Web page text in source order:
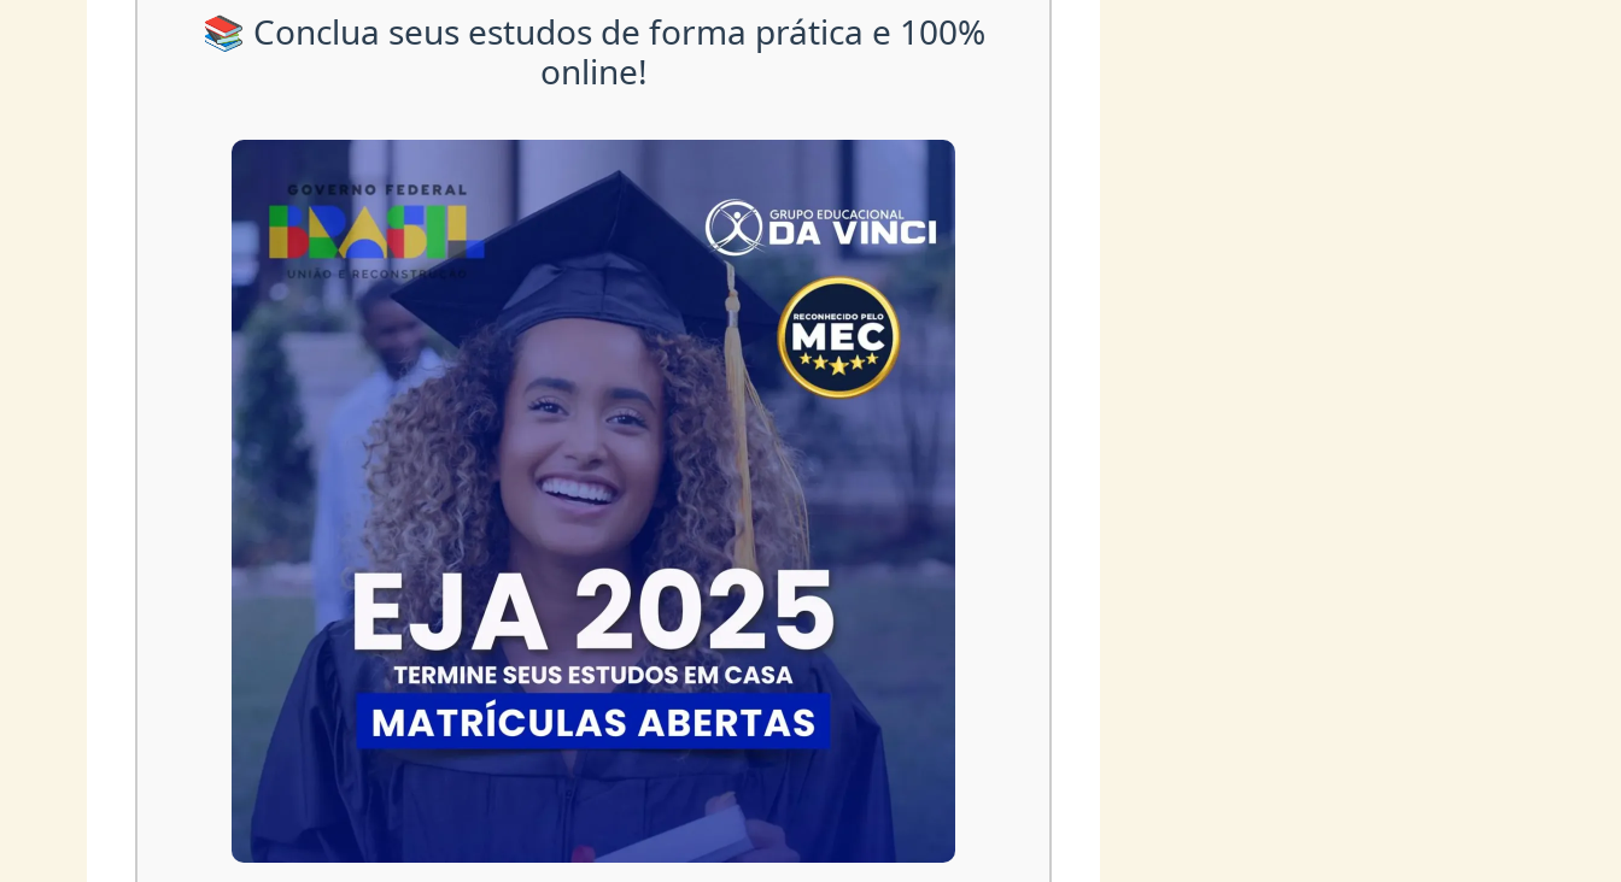
📚 Conclua seus estudos de forma prática e 100%
online!